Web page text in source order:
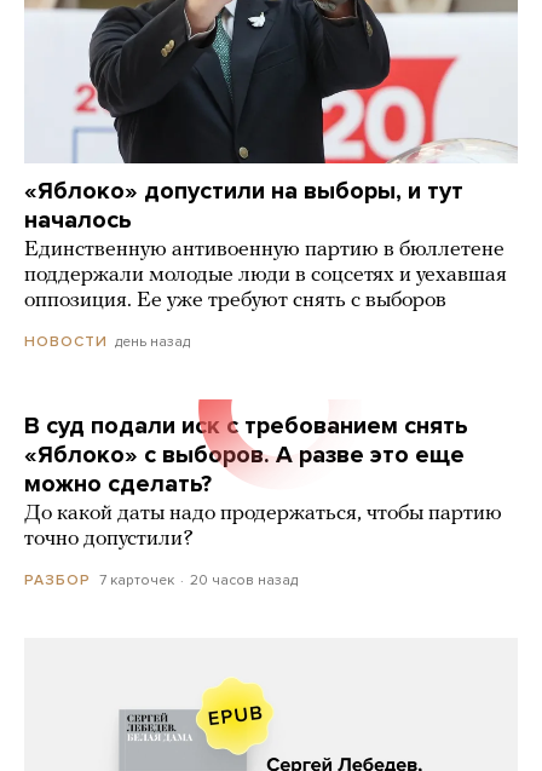
«Яблоко» допустили на выборы, и тут
началось
Единственную антивоенную партию в бюллетене
поддержали молодые люди в соцсетях и уехавшая
оппозиция. Ее уже требуют снять с выборов
НОВОСТИ день назад
В суд подали иск с требованием снять
«Яблоко» с выборов. А разве это еще
можно сделать?
До какой даты надо продержаться, чтобы партию
точно допустили?
РАЗБОР 7 карточек 20 часов назад